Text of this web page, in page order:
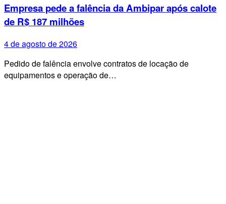
Empresa pede a falência da Ambipar após calote
de R$ 187 milhões
4 de agosto de 2026
Pedido de falência envolve contratos de locação de
equipamentos e operação de…